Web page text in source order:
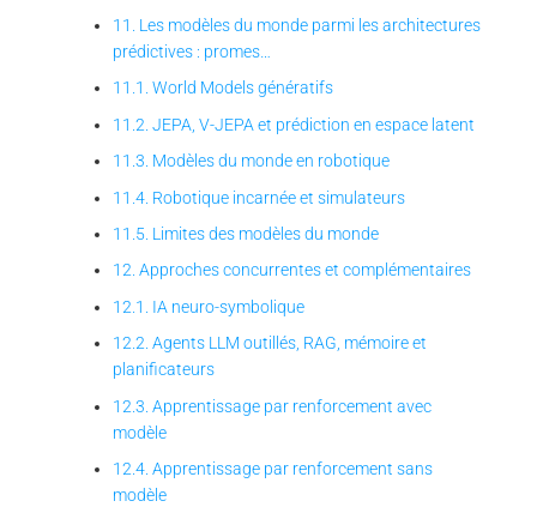
11. Les modèles du monde parmi les architectures
prédictives : promes…
11.1. World Models génératifs
11.2. JEPA, V-JEPA et prédiction en espace latent
11.3. Modèles du monde en robotique
11.4. Robotique incarnée et simulateurs
11.5. Limites des modèles du monde
12. Approches concurrentes et complémentaires
12.1. IA neuro-symbolique
12.2. Agents LLM outillés, RAG, mémoire et
planificateurs
12.3. Apprentissage par renforcement avec
modèle
12.4. Apprentissage par renforcement sans
modèle